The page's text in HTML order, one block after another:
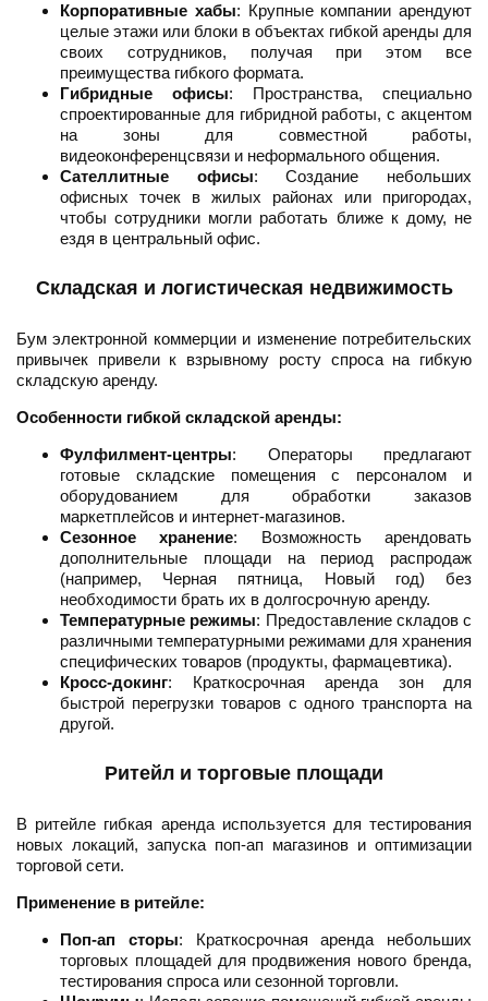
Корпоративные хабы: Крупные компании арендуют
целые этажи или блоки в объектах гибкой аренды для
своих сотрудников, получая при этом все
преимущества гибкого формата.
Гибридные офисы: Пространства, специально
спроектированные для гибридной работы, с акцентом
на зоны для совместной работы,
видеоконференцсвязи и неформального общения.
Сателлитные офисы: Создание небольших
офисных точек в жилых районах или пригородах,
чтобы сотрудники могли работать ближе к дому, не
ездя в центральный офис.
Складская и логистическая недвижимость
Бум электронной коммерции и изменение потребительских
привычек привели к взрывному росту спроса на гибкую
складскую аренду.
Особенности гибкой складской аренды:
Фулфилмент-центры: Операторы предлагают
готовые складские помещения с персоналом и
оборудованием для обработки заказов
маркетплейсов и интернет-магазинов.
Сезонное хранение: Возможность арендовать
дополнительные площади на период распродаж
(например, Черная пятница, Новый год) без
необходимости брать их в долгосрочную аренду.
Температурные режимы: Предоставление складов с
различными температурными режимами для хранения
специфических товаров (продукты, фармацевтика).
Кросс-докинг: Краткосрочная аренда зон для
быстрой перегрузки товаров с одного транспорта на
другой.
Ритейл и торговые площади
В ритейле гибкая аренда используется для тестирования
новых локаций, запуска поп-ап магазинов и оптимизации
торговой сети.
Применение в ритейле:
Поп-ап сторы: Краткосрочная аренда небольших
торговых площадей для продвижения нового бренда,
тестирования спроса или сезонной торговли.